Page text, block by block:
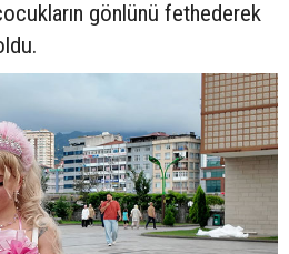
gönlünü fethederek